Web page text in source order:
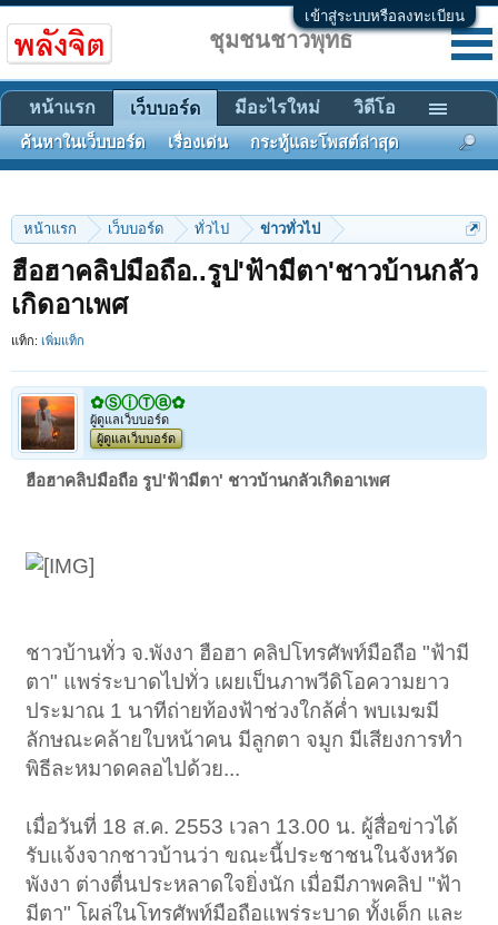
เข้าสู่ระบบหรือลงทะเบียน
หน้าแรก เว็บบอร์ด ทั่วไป ข่าวทั่วไป
ฮือฮาคลิปมือถือ..รูป'ฟ้ามีตา'ชาวบ้านกลัว
เกิดอาเพศ
แท็ก: เพิ่มแท็ก
✿ⓈⓘⓉⓐ✿
ผู้ดูแลเว็บบอร์ด
ผู้ดูแลเว็บบอร์ด
ฮือฮาคลิปมือถือ รูป'ฟ้ามีตา' ชาวบ้านกลัวเกิดอาเพศ
ชาวบ้านทั่ว จ.พังงา ฮือฮา คลิปโทรศัพท์มือถือ "ฟ้ามี
ตา" แพร่ระบาดไปทั่ว เผยเป็นภาพวีดิโอความยาว
ประมาณ 1 นาทีถ่ายท้องฟ้าช่วงใกล้ค่ำ พบเมฆมี
ลักษณะคล้ายใบหน้าคน มีลูกตา จมูก มีเสียงการทำ
พิธีละหมาดคลอไปด้วย...
เมื่อวันที่ 18 ส.ค. 2553 เวลา 13.00 น. ผู้สื่อข่าวได้
รับแจ้งจากชาวบ้านว่า ขณะนี้ประชาชนในจังหวัด
พังงา ต่างตื่นประหลาดใจยิ่งนัก เมื่อมีภาพคลิป "ฟ้า
มีตา" โผล่ในโทรศัพท์มือถือแพร่ระบาด ทั้งเด็ก และ
ชุมชนชาวพุทธ
หน้าแรก เว็บบอร์ด
ค้นหาในเว็บบอร์ด เรื่องเด่น กระทู้และโพสต์ล่าสุด
มีอะไรใหม่ วิดีโอ